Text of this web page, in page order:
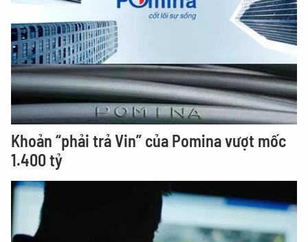
Khoản “phải trả Vin” của Pomina vượt mốc
1.400 tỷ